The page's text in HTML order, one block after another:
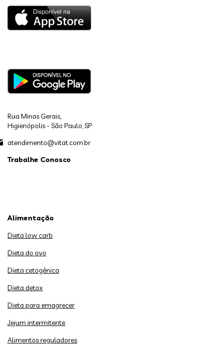
Rua Minas Gerais,
Higienópolis - São Paulo, SP
atendimento@vitat.com.br
Trabalhe Conosco
Alimentação
Dieta low carb
Dieta do ovo
Dieta cetogênica
Dieta detox
Dieta para emagrecer
Jejum intermitente
Alimentos reguladores